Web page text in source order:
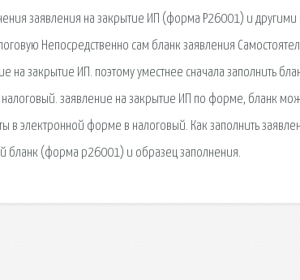
заявления на закрытие ИП (форма Р26001) и
Непосредственно сам бланк заявления
на закрытие ИП. поэтому уместнее сначала заполнить
заявление на закрытие ИП по форме, бланк
в электронной форме в налоговый. Как заполнить
бланк (форма p26001) и образец заполнения.